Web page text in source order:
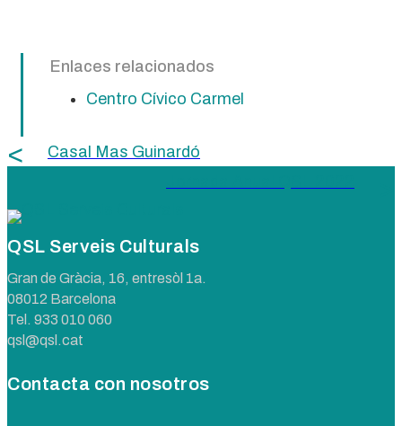
Enlaces relacionados
Centro Cívico Carmel
Casal Mas Guinardó
QSL Serveis Culturals
Gran de Gràcia, 16, entresòl 1a.
08012 Barcelona
Tel.933 010 060
qsl@qsl.cat
Contacta con nosotros